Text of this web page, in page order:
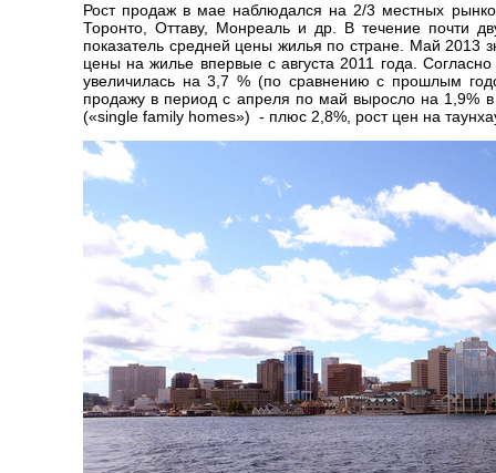
Рост продаж в мае наблюдался на 2/3 местных
Торонто, Оттаву, Монреаль и др. В течение почти
показатель средней цены жилья по стране. Май 2013
цены на жилье впервые с августа 2011 года.
увеличилась на 3,7 % (по сравнению с прошлым
продажу в период с апреля по май выросло на 1,9%
(«single family homes») - плюс 2,8%, рост цен на